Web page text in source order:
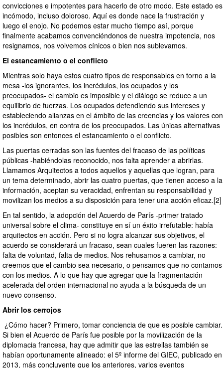
convicciones e impotentes para hacerlo de otro modo. Este estado es
incómodo, incluso doloroso. Aquí es donde nace la frustración y
luego el enojo. No podemos estar mucho tiempo así, porque
finalmente acabamos convenciéndonos de nuestra impotencia, nos
resignamos, nos volvemos cínicos o bien nos sublevamos.
El estancamiento o el conflicto
Mientras solo haya estos cuatro tipos de responsables en torno a la
mesa -los ignorantes, los incrédulos, los ocupados y los
preocupados- el cambio es imposible y el diálogo se reduce a un
equilibrio de fuerzas. Los ocupados defendiendo sus intereses y
estableciendo alianzas en el ámbito de las creencias y los valores con
los incrédulos, en contra de los preocupados. Las únicas alternativas
posibles son entonces el estancamiento o el conflicto.
Las puertas cerradas son las fuentes del fracaso de las políticas
públicas -habiéndolas reconocido, nos falta aprender a abrirlas.
Llamamos Arquitectos a todos aquellos y aquellas que logran, para
un tema determinado, abrir las cuatro puertas, que tienen acceso a la
información, aceptan su veracidad, enfrentan su responsabilidad y
movilizan los medios a su disposición para tener una acción eficaz.[2]
En tal sentido, la adopción del Acuerdo de París -primer tratado
universal sobre el clima- constituye en sí un éxito irrefutable: había
arquitectos en acción. Pero si no logra alcanzar sus objetivos, el
acuerdo se considerará un fracaso, sean cuales fueren las razones:
falta de voluntad, falta de medios. Nos rehusamos a cambiar, no
creemos que el cambio sea necesario, o pensamos que no contamos
con los medios. A lo que hay que agregar que la fragmentación
acelerada del orden internacional no ayuda a la búsqueda de un
nuevo consenso.
Abrir los cerrojos
¿Cómo hacer? Primero, tomar conciencia de que es posible cambiar.
Si bien el Acuerdo de París fue posible por la movilización de la
diplomacia francesa, hay que admitir que las estrellas también se
habían oportunamente alineado: el 5º informe del GIEC, publicado en
2013, más concluyente que los anteriores, varios eventos